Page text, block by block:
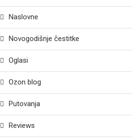
Naslovne
Novogodišnje čestitke
Oglasi
Ozon blog
Putovanja
Reviews